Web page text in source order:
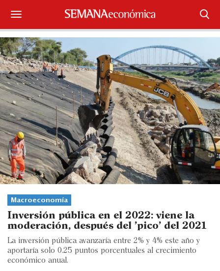
Suscríbase
Iniciar sesión
Portada
¿Qué está pasando?
Sectores y Empresas
Management
Economía y Finanzas
Legal y Política
Eventos
Blogs
Ranking CEO
Macroeconomía
Inversión pública en el 2022: viene la
moderación, después del 'pico' del 2021
La inversión pública avanzaría entre 2% y 4% este año y
aportaría solo 0.25 puntos porcentuales al crecimiento
económico anual.